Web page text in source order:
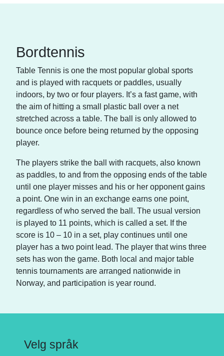
Bordtennis
Table Tennis is one the most popular global sports
and is played with racquets or paddles, usually
indoors, by two or four players. It’s a fast game, with
the aim of hitting a small plastic ball over a net
stretched across a table. The ball is only allowed to
bounce once before being returned by the opposing
player.
The players strike the ball with racquets, also known
as paddles, to and from the opposing ends of the table
until one player misses and his or her opponent gains
a point. One win in an exchange earns one point,
regardless of who served the ball. The usual version
is played to 11 points, which is called a set. If the
score is 10 – 10 in a set, play continues until one
player has a two point lead. The player that wins three
sets has won the game. Both local and major table
tennis tournaments are arranged nationwide in
Norway, and participation is year round.
Velg språk